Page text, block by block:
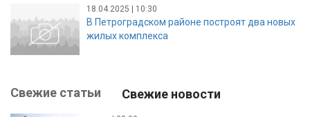
18.04.2025 | 10:30
В Петроградском районе построят два новых
жилых комплекса
Свежие статьи Свежие новости